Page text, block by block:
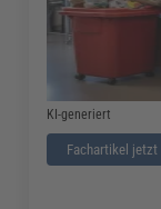
KI-generiert
Fachartikel jetzt